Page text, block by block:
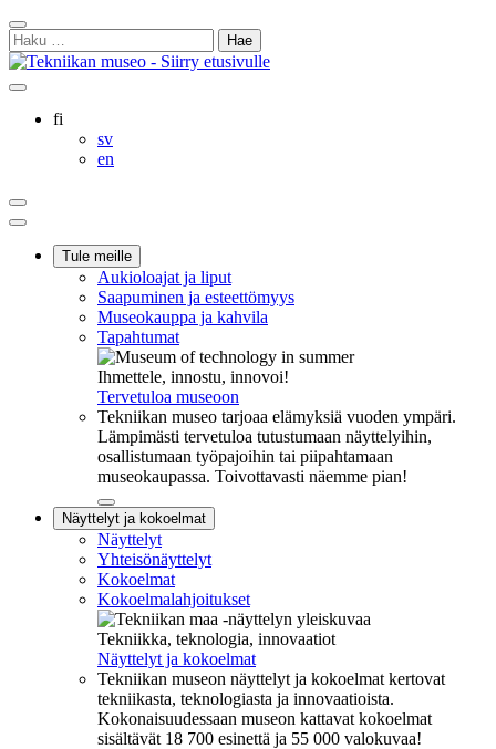
Siirry
sisältöön
Sulje
hakukenttä
Haku:
Ostoskorisi
Oma
Hae
sivultafi
svSvenska
en
Ostoskorisi
Oma
tiliHae
Päävalikko
Tule meille
Aukioloajat ja liput
Saapuminen ja esteettömyys
Museokauppa ja kahvila
Tapahtumat
Ihmettele, innostu, innovoi!
Tervetuloa museoon
Tekniikan museo tarjoaa elämyksiä vuoden ympäri.
Lämpimästi tervetuloa tutustumaan näyttelyihin,
osallistumaan työpajoihin tai piipahtamaan
museokaupassa. Toivottavasti näemme pian!
Sulje
alavalikko
Näyttelyt ja kokoelmat
Näyttelyt
Yhteisönäyttelyt
Kokoelmat
Kokoelmalahjoitukset
Tekniikka, teknologia, innovaatiot
Näyttelyt ja kokoelmat
Tekniikan museon näyttelyt ja kokoelmat kertovat
tekniikasta, teknologiasta ja innovaatioista.
Kokonaisuudessaan museon kattavat kokoelmat
sisältävät 18 700 esinettä ja 55 000 valokuvaa!